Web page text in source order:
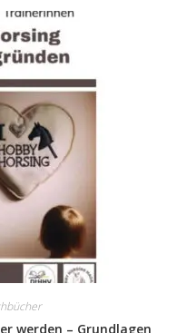
werden – Grundlagen